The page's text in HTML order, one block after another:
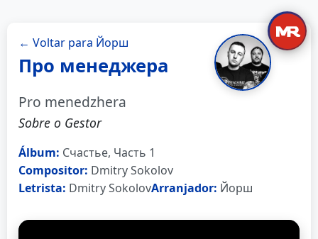
← Voltar para Йорш
Про менеджера
Pro menedzhera
Sobre o Gestor
Álbum: Счастье, Часть 1
Compositor: Dmitry Sokolov
Letrista: Dmitry SokolovArranjador: Йорш